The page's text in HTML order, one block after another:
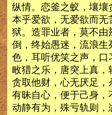
纵情。恋釜之蚁，壤壤
本乎爱欲，无爱欲而
狱。造罪业者，莫不
倒，终始愚迷，流浪生
色，耳听优笑之声，口
畋猎之乐，唐突上真，
贪取他财，心无厌足，
有昧自心，便于己身，
动静有为，殊亏轨则，